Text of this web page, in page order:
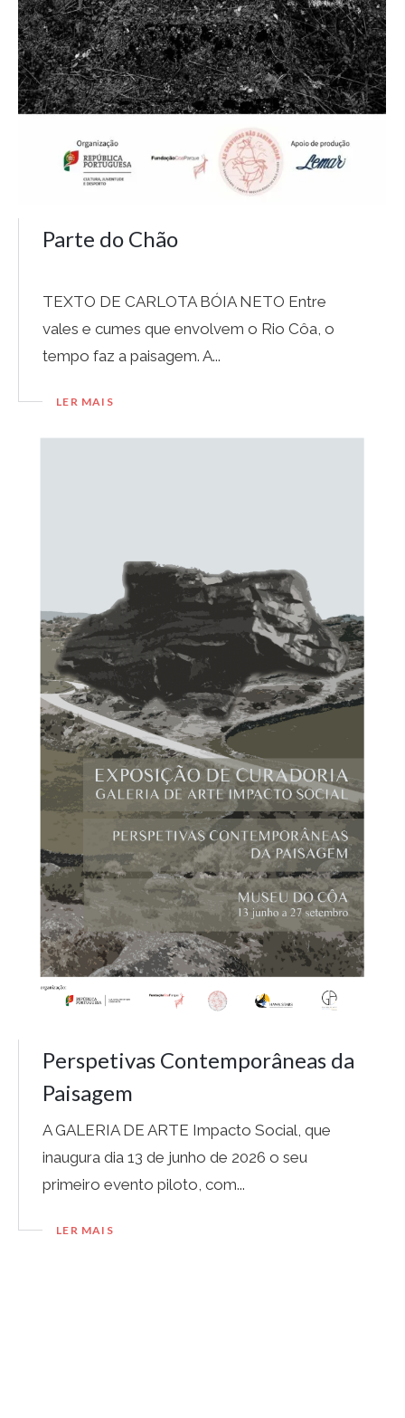
Parte do Chão
TEXTO DE CARLOTA BÓIA NETO Entre
vales e cumes que envolvem o Rio Côa, o
tempo faz a paisagem. A...
LER MAIS
Perspetivas Contemporâneas da
Paisagem
A GALERIA DE ARTE Impacto Social, que
inaugura dia 13 de junho de 2026 o seu
primeiro evento piloto, com...
LER MAIS